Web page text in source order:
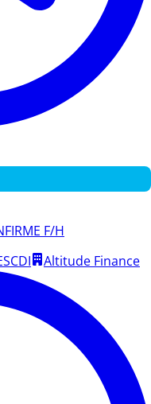
F/H
CDI Altitude Finance